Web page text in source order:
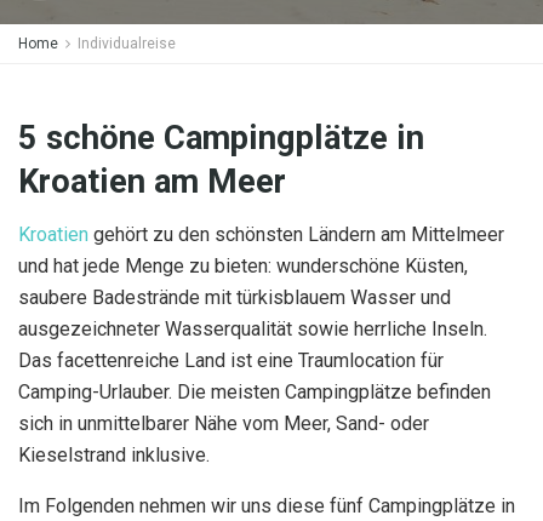
Home Individualreise
5 schöne Campingplätze in
Kroatien am Meer
Kroatien gehört zu den schönsten Ländern am Mittelmeer
und hat jede Menge zu bieten: wunderschöne Küsten,
saubere Badestrände mit türkisblauem Wasser und
ausgezeichneter Wasserqualität sowie herrliche Inseln.
Das facettenreiche Land ist eine Traumlocation für
Camping-Urlauber. Die meisten Campingplätze befinden
sich in unmittelbarer Nähe vom Meer, Sand- oder
Kieselstrand inklusive.
Im Folgenden nehmen wir uns diese fünf Campingplätze in